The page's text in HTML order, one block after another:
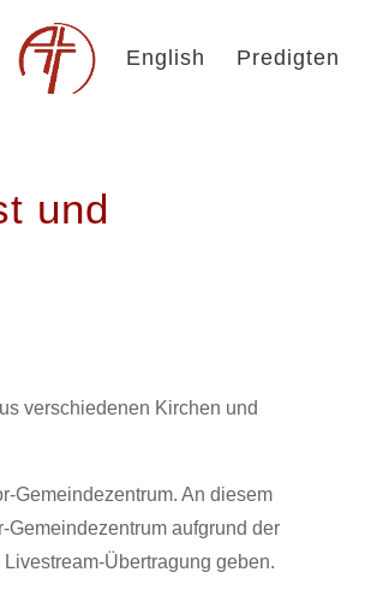
English Predigten
und
verschiedenen Kirchen und
Gemeindezentrum. An diesem
Gemeindezentrum aufgrund der
Übertragung geben.